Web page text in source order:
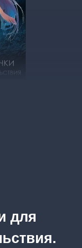
для